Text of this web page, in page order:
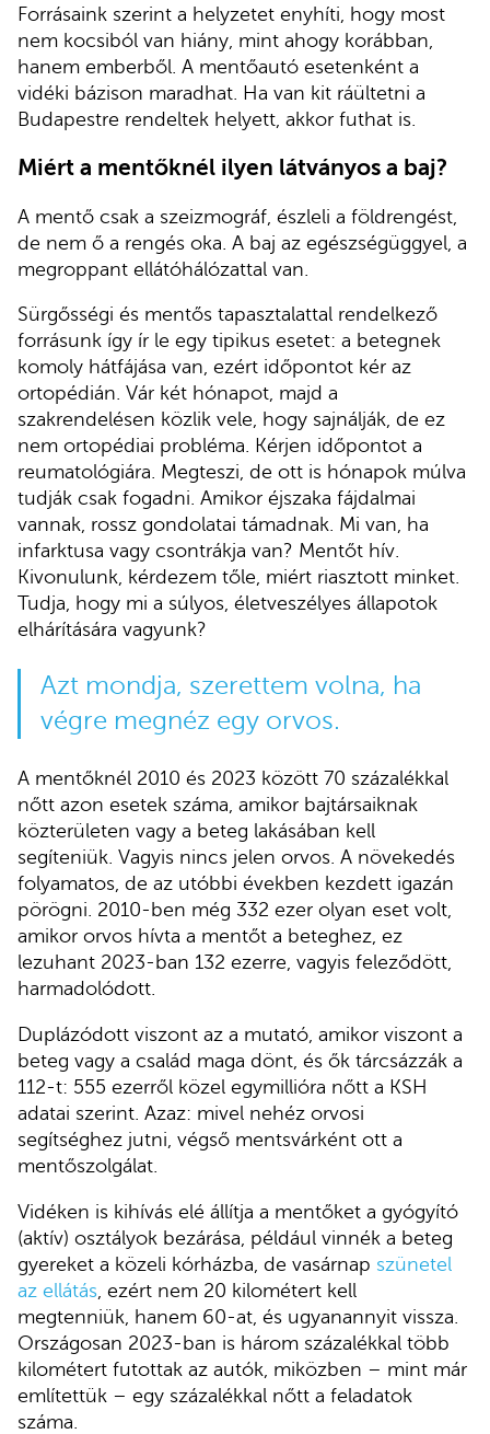
Forrásaink szerint a helyzetet enyhíti, hogy most
nem kocsiból van hiány, mint ahogy korábban,
hanem emberből. A mentőautó esetenként a
vidéki bázison maradhat. Ha van kit ráültetni a
Budapestre rendeltek helyett, akkor futhat is.
Miért a mentőknél ilyen látványos a baj?
A mentő csak a szeizmográf, észleli a földrengést,
de nem ő a rengés oka. A baj az egészségüggyel, a
megroppant ellátóhálózattal van.
Sürgősségi és mentős tapasztalattal rendelkező
forrásunk így ír le egy tipikus esetet: a betegnek
komoly hátfájása van, ezért időpontot kér az
ortopédián. Vár két hónapot, majd a
szakrendelésen közlik vele, hogy sajnálják, de ez
nem ortopédiai probléma. Kérjen időpontot a
reumatológiára. Megteszi, de ott is hónapok múlva
tudják csak fogadni. Amikor éjszaka fájdalmai
vannak, rossz gondolatai támadnak. Mi van, ha
infarktusa vagy csontrákja van? Mentőt hív.
Kivonulunk, kérdezem tőle, miért riasztott minket.
Tudja, hogy mi a súlyos, életveszélyes állapotok
elhárítására vagyunk?
Azt mondja, szerettem volna, ha
végre megnéz egy orvos.
A mentőknél 2010 és 2023 között 70 százalékkal
nőtt azon esetek száma, amikor bajtársaiknak
közterületen vagy a beteg lakásában kell
segíteniük. Vagyis nincs jelen orvos. A növekedés
folyamatos, de az utóbbi években kezdett igazán
pörögni. 2010-ben még 332 ezer olyan eset volt,
amikor orvos hívta a mentőt a beteghez, ez
lezuhant 2023-ban 132 ezerre, vagyis feleződött,
harmadolódott.
Duplázódott viszont az a mutató, amikor viszont a
beteg vagy a család maga dönt, és ők tárcsázzák a
112-t: 555 ezerről közel egymillióra nőtt a KSH
adatai szerint. Azaz: mivel nehéz orvosi
segítséghez jutni, végső mentsvárként ott a
mentőszolgálat.
Vidéken is kihívás elé állítja a mentőket a gyógyító
(aktív) osztályok bezárása, például vinnék a beteg
gyereket a közeli kórházba, de vasárnap szünetel
az ellátás , ezért nem 20 kilométert kell
megtenniük, hanem 60-at, és ugyanannyit vissza.
Országosan 2023-ban is három százalékkal több
kilométert futottak az autók, miközben – mint már
említettük – egy százalékkal nőtt a feladatok
száma.